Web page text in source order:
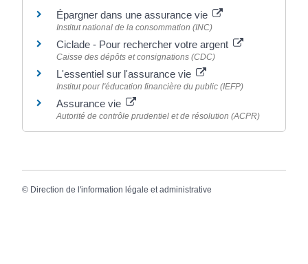
Épargner dans une assurance vie
Institut national de la consommation (INC)
Ciclade - Pour rechercher votre argent
Caisse des dépôts et consignations (CDC)
L'essentiel sur l'assurance vie
Institut pour l'éducation financière du public (IEFP)
Assurance vie
Autorité de contrôle prudentiel et de résolution (ACPR)
© Direction de l'information légale et administrative